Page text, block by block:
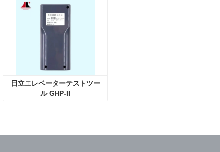
日立エレベーターテストツー
ル GHP-II